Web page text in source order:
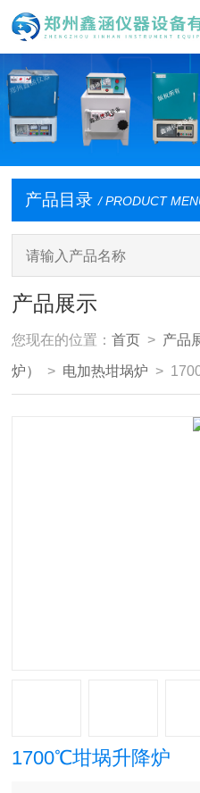
产品目录 / PRODUCT
产品展示
您现在的位置：首页 > 产品
炉） > 电加热坩埚炉 >
1700℃坩埚升降炉